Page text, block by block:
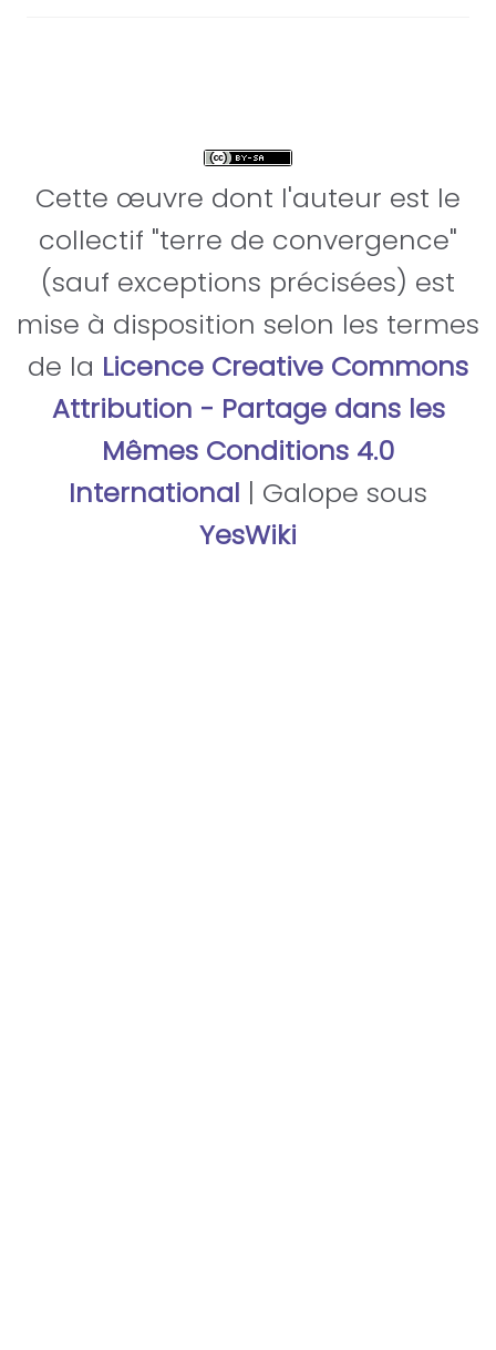
Cette œuvre dont l'auteur est le
collectif "terre de convergence"
(sauf exceptions précisées) est
mise à disposition selon les termes
de la Licence Creative Commons
Attribution - Partage dans les
Mêmes Conditions 4.0
International | Galope sous
YesWiki